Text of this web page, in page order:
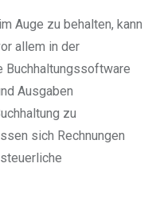
Auge zu behalten, kann
allem in der
Buchhaltungssoftware
Ausgaben
zu
sich Rechnungen